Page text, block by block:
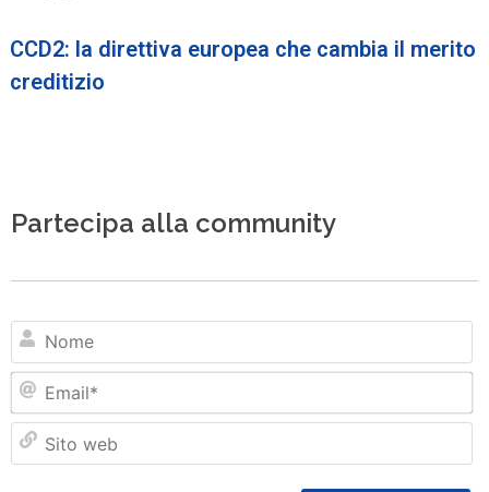
CCD2: la direttiva europea che cambia il merito
creditizio
Partecipa alla community